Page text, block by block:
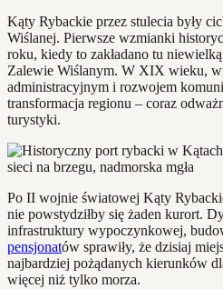
Kąty Rybackie przez stulecia były
Wiślanej. Pierwsze wzmianki
roku, kiedy to zakładano tu
Zalewie Wiślanym. W XIX wieku,
administracyjnym i rozwojem
transformacja regionu – coraz
turystyki.
Po II wojnie światowej Kąty
nie powstydziłby się żaden kurort.
infrastruktury wypoczynkowej,
pensjonatów sprawiły, że dzisiaj
najbardziej pożądanych kierunków
więcej niż tylko morza.